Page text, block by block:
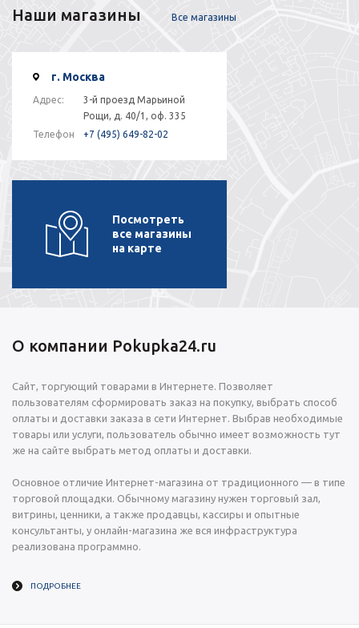
Наши магазины Все магазины
г. Москва
Адрес:
3-й проезд Марьиной
Рощи, д. 40/1, оф. 335
Телефон
+7 (495) 649-82-02
Посмотреть
все магазины
на карте
О компании Pokupka24.ru
Сайт, торгующий товарами в Интернете. Позволяет
пользователям сформировать заказ на покупку, выбрать способ
оплаты и доставки заказа в сети Интернет. Выбрав необходимые
товары или услуги, пользователь обычно имеет возможность тут
же на сайте выбрать метод оплаты и доставки.
Основное отличие Интернет-магазина от традиционного — в типе
торговой площадки. Обычному магазину нужен торговый зал,
витрины, ценники, а также продавцы, кассиры и опытные
консультанты, у онлайн-магазина же вся инфраструктура
реализована программно.
ПОДРОБНЕЕ